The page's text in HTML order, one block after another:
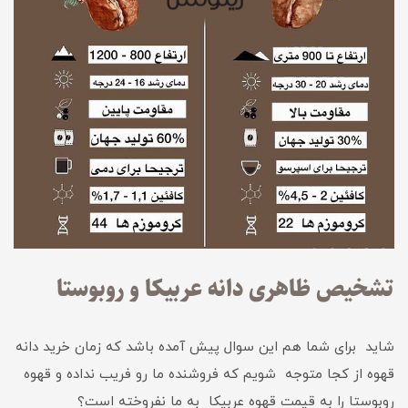
تشخیص ظاهری دانه عربیکا و روبوستا
شاید برای شما هم این سوال پیش آمده باشد که زمان خرید دانه
قهوه از کجا متوجه شویم که فروشنده ما رو فریب نداده و قهوه
روبوستا را به قیمت قهوه عربیکا به ما نفروخته است؟